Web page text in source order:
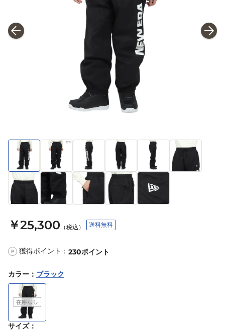
￥25,300 （税込） 送料無料
P 獲得ポイント： 230ポイント
カラー ： ブラック
サイズ：